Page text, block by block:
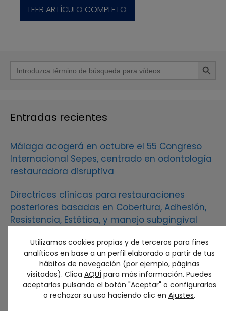
LEER ARTÍCULO COMPLETO
Buscar: Botón de
Entradas recientes
Málaga acogerá en octubre el 55 Congreso
Internacional Sepes, centrado en odontología
restauradora disruptiva
Directrices clínicas para restauraciones
posteriores basadas en Cobertura, Adhesión,
Resistencia, Estética, y manejo subgingival
Factores de riesgo protésicos y su
modificación en el tratamiento de la
periimplantitis.
Soluciones terapéuticas para la decoloración
de dientes calcificados basadas en el
Utilizamos cookies propias y de terceros para fines
analíticos en base a un perfil elaborado a partir de tus
hábitos de navegación (por ejemplo, páginas
visitadas). Clica AQUÍ para más información. Puedes
aceptarlas pulsando el botón "Aceptar" o configurarlas
o rechazar su uso haciendo clic en Ajustes.